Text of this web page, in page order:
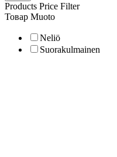
Products Price Filter
Товар Muoto
Neliö
Suorakulmainen